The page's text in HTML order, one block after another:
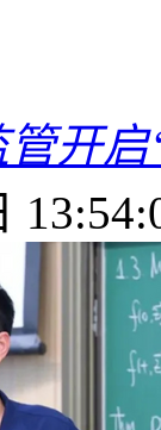
开